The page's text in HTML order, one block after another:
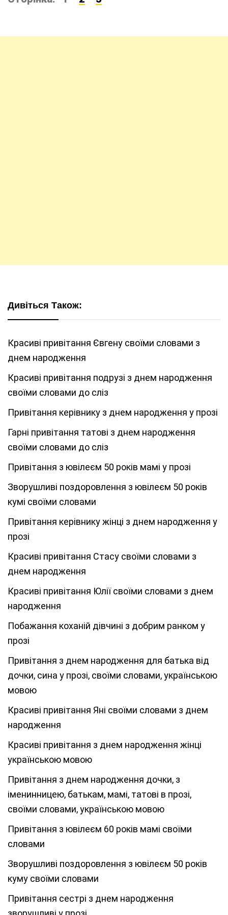
Дивіться Також:
Красиві привітання Євгену своїми словами з
днем народження
Красиві привітання подрузі з днем народження
своїми словами до сліз
Привітання керівнику з днем народження у прозі
Гарні привітання татові з днем народження
своїми словами до сліз
Привітання з ювілеєм 50 років мамі у прозі
Зворушливі поздоровлення з ювілеєм 50 років
кумі своїми словами
Привітання керівнику жінці з днем народження у
прозі
Красиві привітання Стасу своїми словами з
днем народження
Красиві привітання Юлії своїми словами з днем
народження
Побажання коханій дівчині з добрим ранком у
прозі
Привітання з днем народження для батька від
дочки, сина у прозі, своїми словами, українською
мовою
Красиві привітання Яні своїми словами з днем
народження
Красиві привітання з днем народження жінці
українською мовою
Привітання з днем народження дочки, з
іменинницею, батькам, мамі, татові в прозі,
своїми словами, українською мовою
Привітання з ювілеєм 60 років мамі своїми
словами
Зворушливі поздоровлення з ювілеєм 50 років
куму своїми словами
Привітання сестрі з днем народження